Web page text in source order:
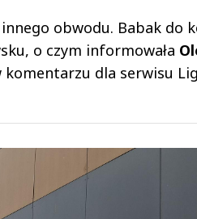
obwodu. Babak do
o czym informowała
dla serwisu